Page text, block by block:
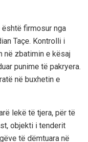
është firmosur nga
Taçe. Kontrolli i
në zbatimin e kësaj
punime të pakryera.
në buxhetin e
lekë të tjera, për të
objekti i tenderit
të dëmtuara në